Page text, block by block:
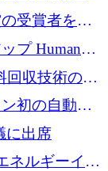
ラレータか
受賞者を紹
プ Humanoid
評価額 13 億
回収技術の拡
初の自動木
4,800万ユ
に出席
ネルギーイン